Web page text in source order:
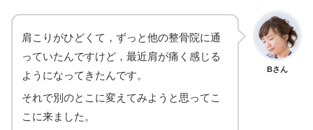
Bさん
肩こりがひどくて，ずっと他の整骨院に通
っていたんですけど，最近肩が痛く感じる
ようになってきたんです。
それで別のとこに変えてみようと思ってこ
こに来ました。